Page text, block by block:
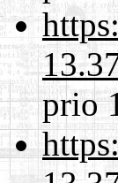
prio